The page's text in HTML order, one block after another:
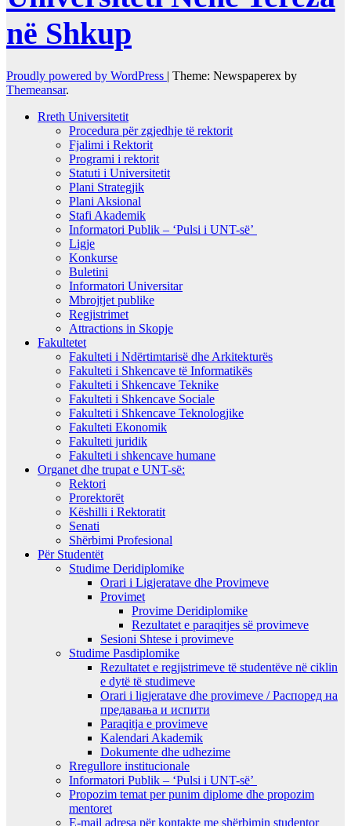
në Shkup
Proudly powered by WordPress | Theme: Newspaperex by
Themeansar.
Rreth Universitetit
Procedura për zgjedhje të rektorit
Fjalimi i Rektorit
Programi i rektorit
Statuti i Universitetit
Plani Strategjik
Plani Aksional
Stafi Akademik
Informatori Publik – ‘Pulsi i UNT-së’
Ligje
Konkurse
Buletini
Informatori Universitar
Mbrojtjet publike
Regjistrimet
Attractions in Skopje
Fakultetet
Fakulteti i Ndërtimtarisë dhe Arkitekturës
Fakulteti i Shkencave të Informatikës
Fakulteti i Shkencave Teknike
Fakulteti i Shkencave Sociale
Fakulteti i Shkencave Teknologjike
Fakulteti Ekonomik
Fakulteti juridik
Fakulteti i shkencave humane
Organet dhe trupat e UNT-së:
Rektori
Prorektorët
Këshilli i Rektoratit
Senati
Shërbimi Profesional
Për Studentët
Studime Deridiplomike
Orari i Ligjeratave dhe Provimeve
Provimet
Provime Deridiplomike
Rezultatet e paraqitjes së provimeve
Sesioni Shtese i provimeve
Studime Pasdiplomike
Rezultatet e regjistrimeve të studentëve në ciklin
e dytë të studimeve
Orari i ligjeratave dhe provimeve / Распоред на
предавањa и испити
Paraqitja e provimeve
Kalendari Akademik
Dokumente dhe udhezime
Rregullore institucionale
Informatori Publik – ‘Pulsi i UNT-së’
Propozim temat per punim diplome dhe propozim
mentoret
E-mail adresa për kontakte me shërbimin studentor